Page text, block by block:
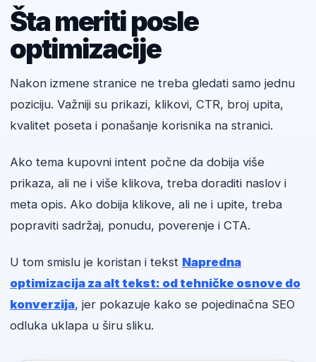
Šta meriti posle
optimizacije
Nakon izmene stranice ne treba gledati samo jednu
poziciju. Važniji su prikazi, klikovi, CTR, broj upita,
kvalitet poseta i ponašanje korisnika na stranici.
Ako tema kupovni intent počne da dobija više
prikaza, ali ne i više klikova, treba doraditi naslov i
meta opis. Ako dobija klikove, ali ne i upite, treba
popraviti sadržaj, ponudu, poverenje i CTA.
U tom smislu je koristan i tekst Napredna
optimizacija za alt tekst: od tehničke osnove do
konverzija, jer pokazuje kako se pojedinačna SEO
odluka uklapa u širu sliku.